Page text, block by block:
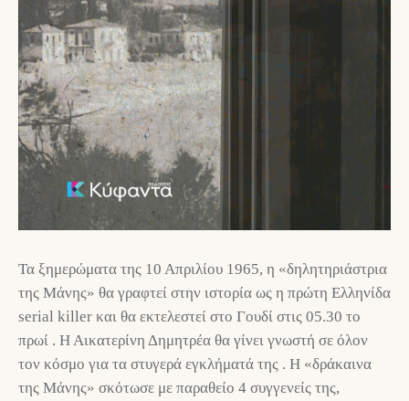
Τα ξημερώματα της 10 Απριλίου 1965, η «δηλητηριάστρια
της Μάνης» θα γραφτεί στην ιστορία ως η πρώτη Ελληνίδα
serial killer και θα εκτελεστεί στο Γουδί στις 05.30 το
πρωί . Η Αικατερίνη Δημητρέα θα γίνει γνωστή σε όλον
τον κόσμο για τα στυγερά εγκλήματά της . Η «δράκαινα
της Μάνης» σκότωσε με παραθείο 4 συγγενείς της,